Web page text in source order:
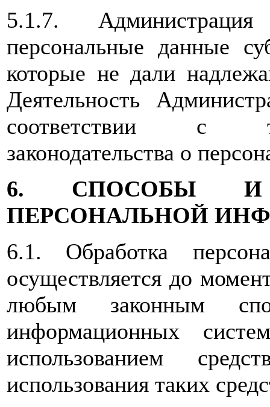
5.1.7.
персональные данные
которые не дали
Деятельность
соответствии с
законодательства о
6. СПОСОБЫ И
ПЕРСОНАЛЬНОЙ
6.1. Обработка
осуществляется до
любым законным
информационных
использованием
использования таких